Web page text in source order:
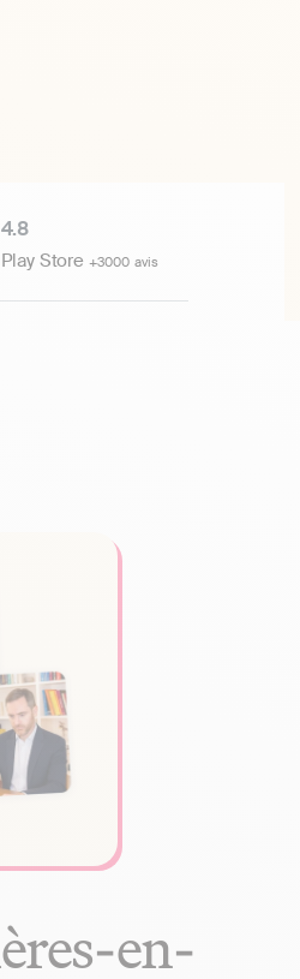
4.8
Play Store +3000 avis
en-